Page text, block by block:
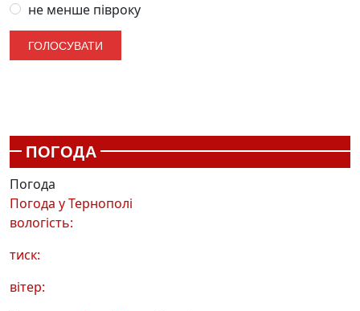
не менше півроку
ПОГОДА
Погода
Погода уТернополі
вологість:
тиск:
вітер: